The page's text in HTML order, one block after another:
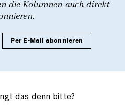
die Kolumnen auch direkt
Per E-Mail abonnieren
das denn bitte?